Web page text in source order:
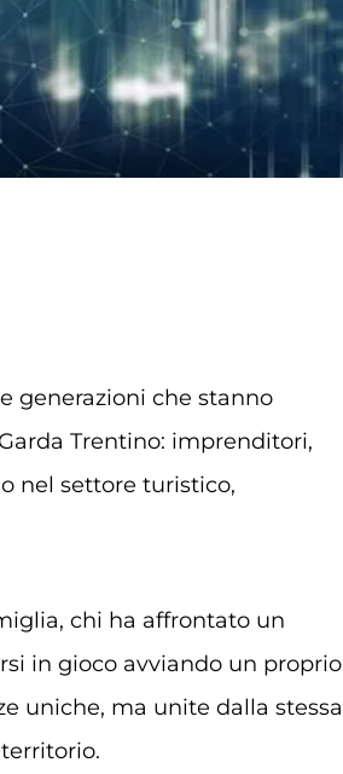
generazioni che stanno
Trentino: imprenditori,
nel settore turistico,
chi ha affrontato un
in gioco avviando un proprio
uniche, ma unite dalla stessa